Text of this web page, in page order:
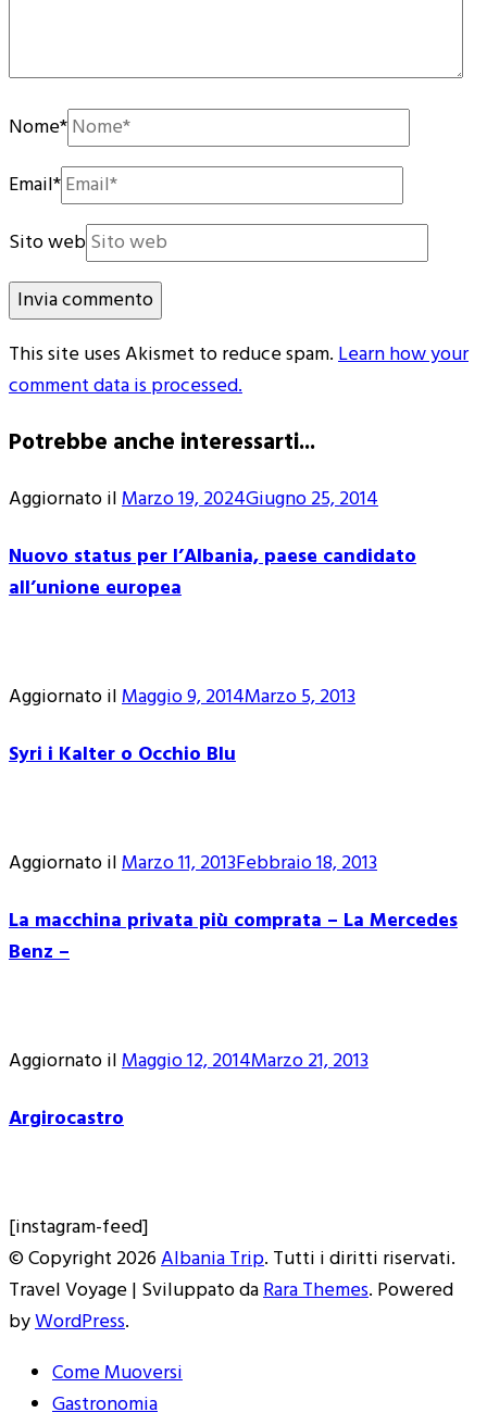
Nome*
Email*
Sito web
This site uses Akismet to reduce spam.Learn how your
comment data is processed.
Potrebbe anche interessarti...
Aggiornato ilMarzo 19, 2024Giugno 25, 2014
Nuovo status per l’Albania, paese candidato
all’unione europea
Aggiornato ilMaggio 9, 2014Marzo 5, 2013
Syri i Kalter o Occhio Blu
Aggiornato ilMarzo 11, 2013Febbraio 18, 2013
La macchina privata più comprata – La Mercedes
Benz –
Aggiornato ilMaggio 12, 2014Marzo 21, 2013
Argirocastro
[instagram-feed]
© Copyright 2026Albania Trip. Tutti i diritti riservati.
Travel Voyage | Sviluppato daRara Themes. Powered
byWordPress.
Come Muoversi
Gastronomia